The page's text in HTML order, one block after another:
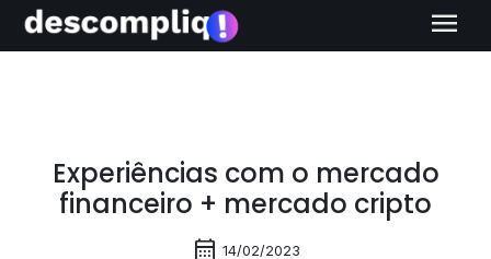
menu
Experiências com o mercado
financeiro + mercado cripto
calendar_month 14/02/2023